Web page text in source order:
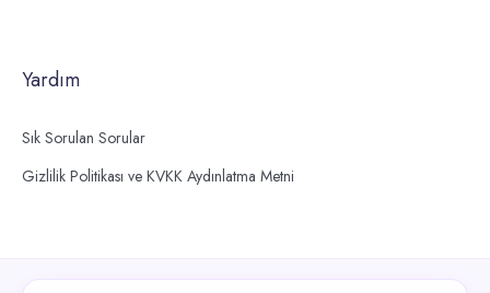
Yardım
Sık Sorulan Sorular
Gizlilik Politikası ve KVKK Aydınlatma Metni